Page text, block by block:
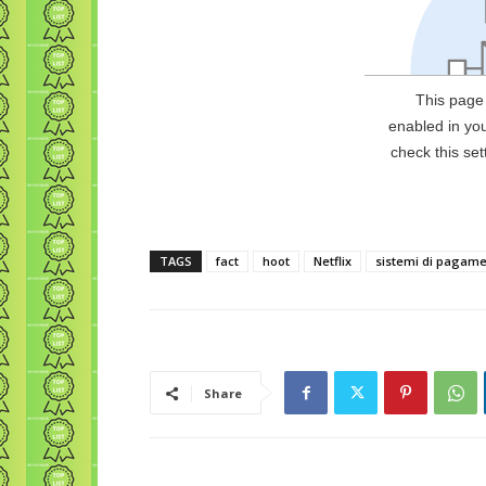
TAGS fact hoot Netflix sistemi di
Share